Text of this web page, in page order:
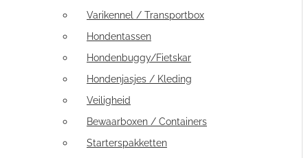
Varikennel / Transportbox
Hondentassen
Hondenbuggy/Fietskar
Hondenjasjes / Kleding
Veiligheid
Bewaarboxen / Containers
Starterspakketten